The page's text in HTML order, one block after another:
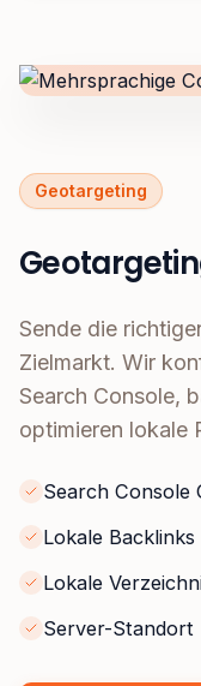
Geotargeting
Sende die
Zielmarkt. Wir
Search Console,
optimieren lokale
Search Console
Lokale Backlinks
Lokale
Server-Standort